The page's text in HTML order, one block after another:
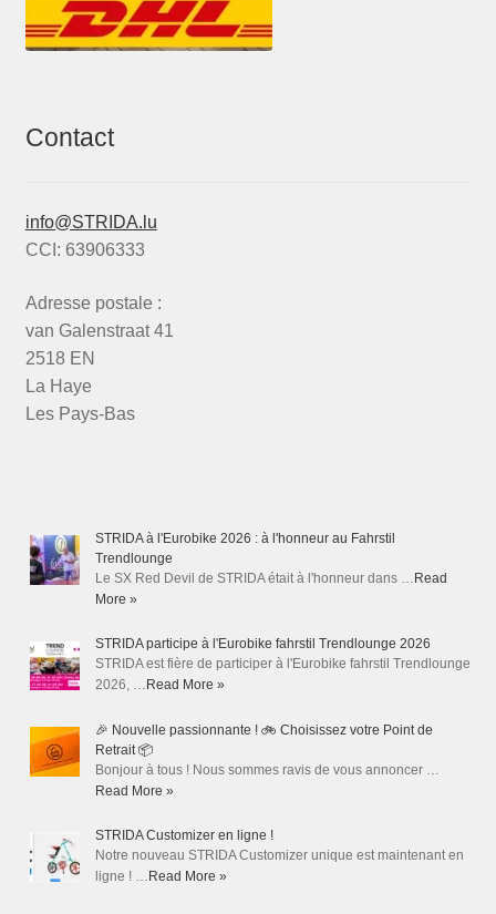
Contact
info@STRIDA.lu
CCI: 63906333
Adresse postale :
van Galenstraat 41
2518 EN
La Haye
Les Pays-Bas
STRIDA à l'Eurobike 2026 : à l'honneur au Fahrstil
Trendlounge
Le SX Red Devil de STRIDA était à l'honneur dans …Read
More »
STRIDA participe à l'Eurobike fahrstil Trendlounge 2026
STRIDA est fière de participer à l'Eurobike fahrstil Trendlounge
2026, …Read More »
🎉 Nouvelle passionnante ! 🚲 Choisissez votre Point de
Retrait 📦
Bonjour à tous ! Nous sommes ravis de vous annoncer …
Read More »
STRIDA Customizer en ligne !
Notre nouveau STRIDA Customizer unique est maintenant en
ligne ! …Read More »